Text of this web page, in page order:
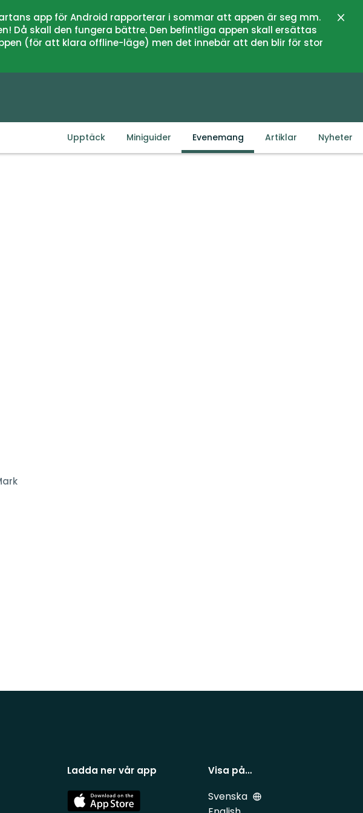
app för Android rapporterar i sommar att appen är seg mm.
Då skall den fungera bättre. Den befintliga appen skall ersättas
(för att klara offline-läge) men det innebär att den blir för stor
Upptäck Miniguider Evenemang Artiklar Nyheter
Ladda ner vår app
App
Store
Visa på…
Svenska